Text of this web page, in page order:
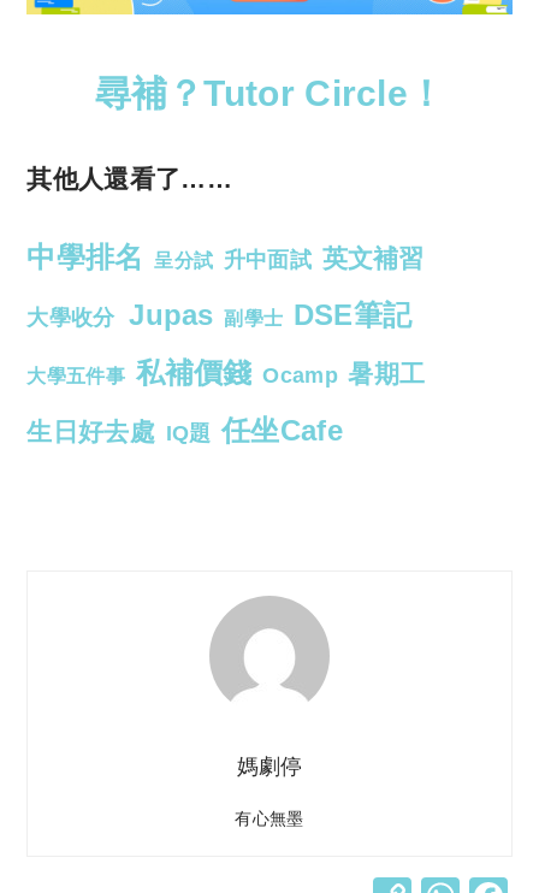
尋補？Tutor Circle！
其他人還看了……
中學排名 呈分試 升中面試 英文補習
大學收分 Jupas 副學士 DSE筆記
大學五件事 私補價錢 Ocamp 暑期工
生日好去處 IQ題 任坐Cafe
媽劇停
有心無墨